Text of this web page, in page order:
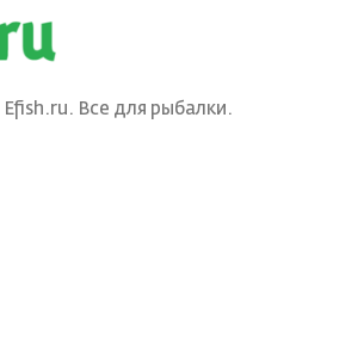
Все для рыбалки.